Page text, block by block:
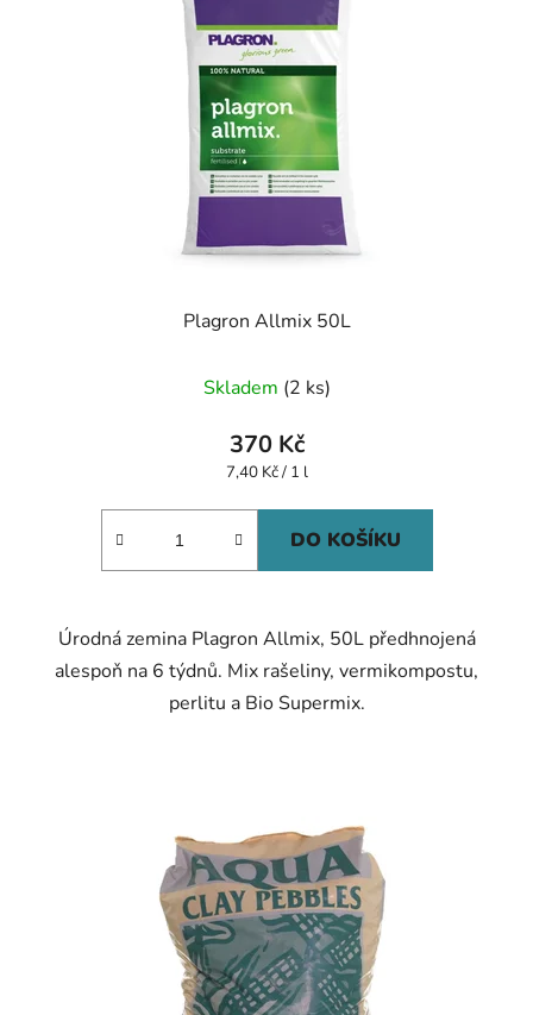
Plagron Allmix 50L
Skladem (2 ks)
370 Kč
Měrná
7,40 Kč / 1 l
DO KOŠÍKU
Úrodná zemina Plagron Allmix, 50L předhnojená
alespoň na 6 týdnů. Mix rašeliny, vermikompostu,
perlitu a Bio Supermix.